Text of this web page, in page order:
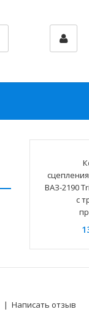
ВАЗ-2190
с
| Написать отзыв